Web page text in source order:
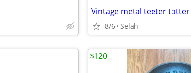
Vintage metal teeter totter
8/6 Selah
$120